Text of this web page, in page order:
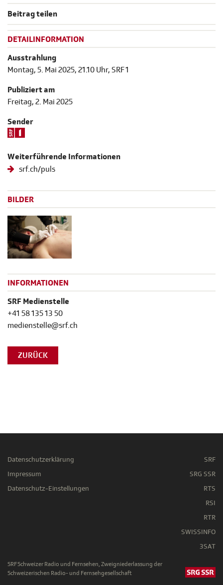
Beitrag teilen
DETAILINFORMATION
Ausstrahlung
Montag, 5. Mai 2025, 21.10 Uhr, SRF 1
Publiziert am
Freitag, 2. Mai 2025
Sender
Weiterführende Informationen
srf.ch/puls
BILDER
INFORMATIONEN
SRF Medienstelle
+41 58 135 13 50
medienstelle@srf.ch
ZURÜCK
Datenschutzerklärung
Impressum
Datenschutz-Einstellungen
SRF
SRG SSR
RTS
RSI
RTR
SWISSINFO
3SAT
SRF Schweizer Radio und Fernsehen, Zweigniederlassung der
Schweizerischen Radio- und Fernsehgesellschaft